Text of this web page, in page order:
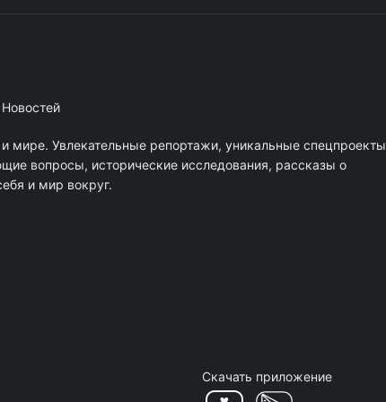
мире. Увлекательные репортажи, уникальные
вопросы, исторические исследования, рассказы о
и мир вокруг.
Скачать приложение